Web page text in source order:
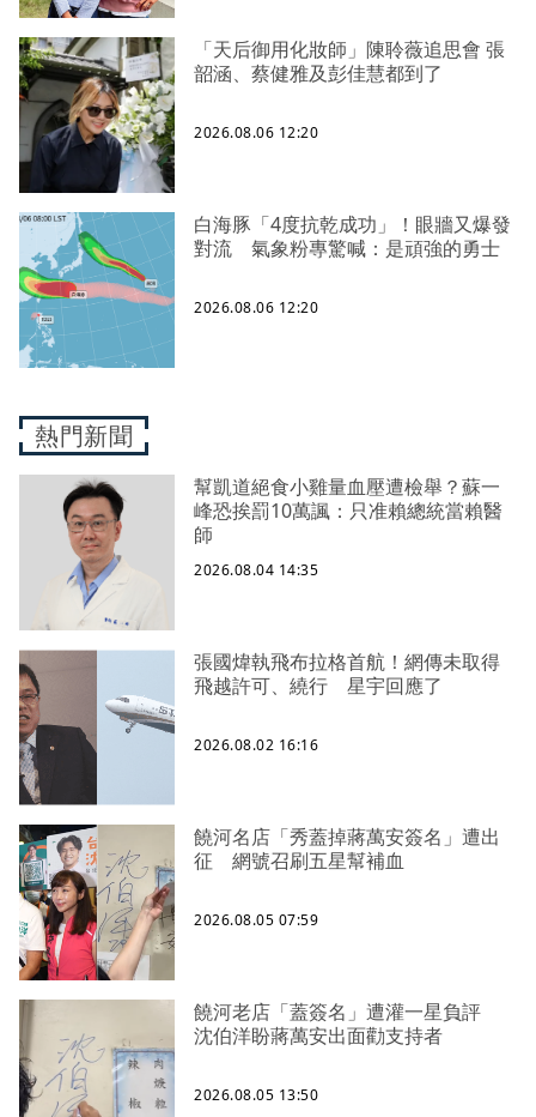
「天后御用化妝師」陳聆薇追思會 張
韶涵、蔡健雅及彭佳慧都到了
2026.08.06 12:20
白海豚「4度抗乾成功」！眼牆又爆發
對流 氣象粉專驚喊：是頑強的勇士
2026.08.06 12:20
熱門新聞
幫凱道絕食小雞量血壓遭檢舉？蘇一
峰恐挨罰10萬諷：只准賴總統當賴醫
師
2026.08.04 14:35
張國煒執飛布拉格首航！網傳未取得
飛越許可、繞行 星宇回應了
2026.08.02 16:16
饒河名店「秀蓋掉蔣萬安簽名」遭出
征 網號召刷五星幫補血
2026.08.05 07:59
饒河老店「蓋簽名」遭灌一星負評
沈伯洋盼蔣萬安出面勸支持者
2026.08.05 13:50